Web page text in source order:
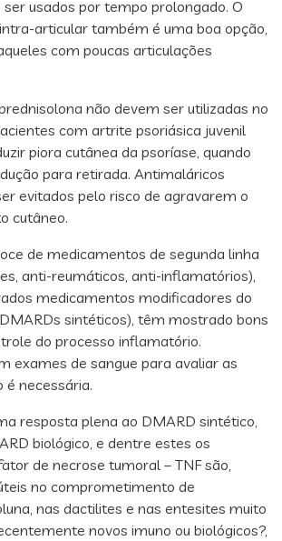
usados por tempo prolongado. O
articular também é uma boa opção,
com poucas articulações
não devem ser utilizadas no
com artrite psoriásica juvenil
piora cutânea da psoríase, quando
para retirada. Antimaláricos
evitados pelo risco de agravarem o
cutâneo.
de medicamentos de segunda linha
anti-reumáticos, anti-inflamatórios),
medicamentos modificadores do
sintéticos), têm mostrado bons
do processo inflamatório.
exames de sangue para avaliar as
é necessária.
resposta plena ao DMARD sintético,
biológico, e dentre estes os
de necrose tumoral – TNF são,
no comprometimento de
nas dactilites e nas entesites muito
novos imuno ou biológicos?,